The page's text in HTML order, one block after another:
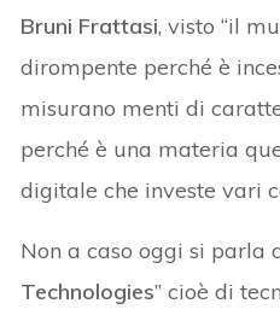
Bruni Frattasi, visto “il
dirompente perché è
misurano menti di
perché è una materia
digitale che investe vari
Non a caso oggi si parla
Technologies” cioè di